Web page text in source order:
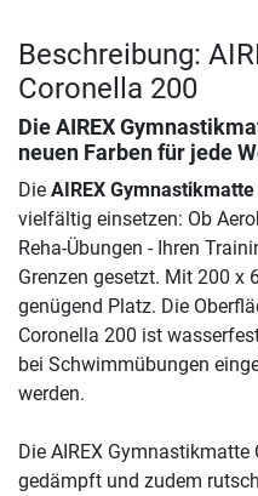
Beschreibung:
Coronella 200
Die AIREX
neuen Farben für jede
Die AIREX
vielfältig einsetzen: Ob
Reha-Übungen - Ihren
Grenzen gesetzt. Mit 200 x
genügend Platz. Die
Coronella 200 ist
bei Schwimmübungen
werden.
Die AIREX
gedämpft und zudem